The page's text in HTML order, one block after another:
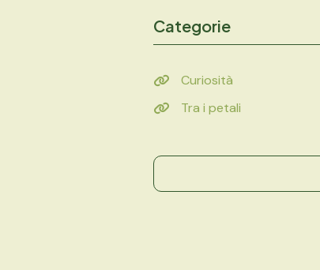
Categorie
Curiosità
Tra i petali